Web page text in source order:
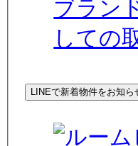
ブラン
しての
LINEで新着物件をお知ら